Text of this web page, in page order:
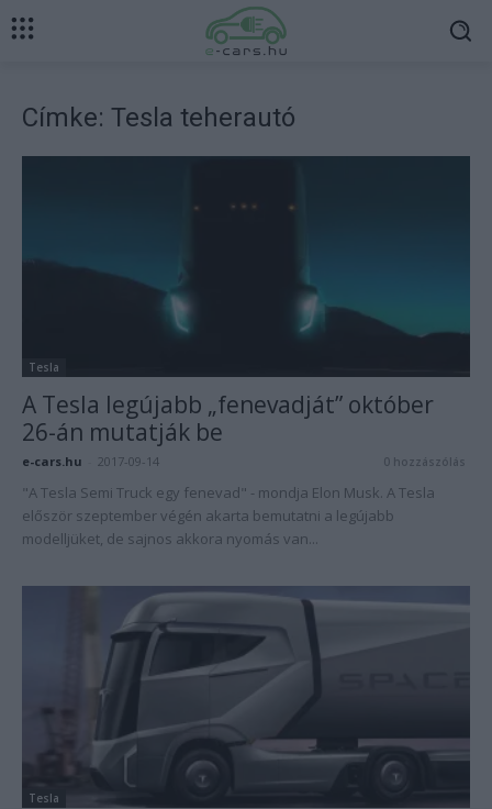
Címke: Tesla teherautó
Tesla
A Tesla legújabb „fenevadját” október
26-án mutatják be
e-cars.hu 2017-09-14 0 hozzászólás
"A Tesla Semi Truck egy fenevad" - mondja Elon Musk. A Tesla
először szeptember végén akarta bemutatni a legújabb
modelljüket, de sajnos akkora nyomás van...
Tesla